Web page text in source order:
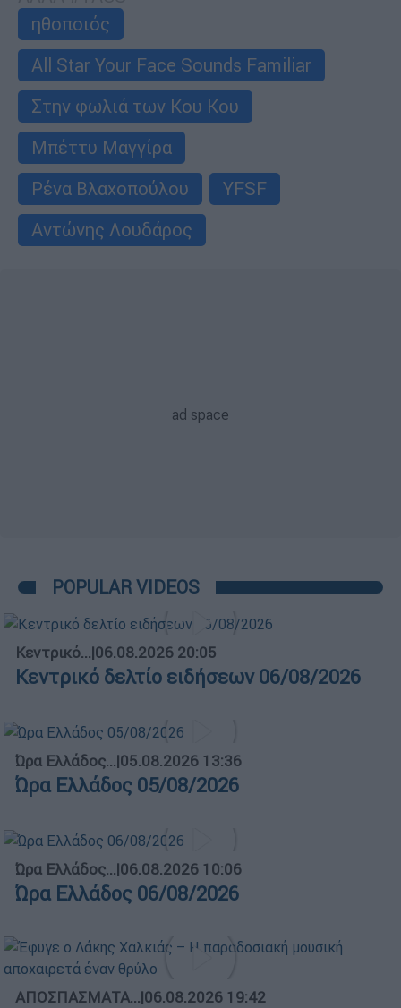
ηθοποιός
All Star Your Face Sounds Familiar
Στην φωλιά των Κου Κου
Μπέττυ Μαγγίρα
Ρένα Βλαχοπούλου
YFSF
Αντώνης Λουδάρος
POPULAR VIDEOS
Κεντρικό...|06.08.2026 20:05
Κεντρικό δελτίο ειδήσεων 06/08/2026
Ώρα Ελλάδος...|05.08.2026 13:36
Ώρα Ελλάδος 05/08/2026
Ώρα Ελλάδος...|06.08.2026 10:06
Ώρα Ελλάδος 06/08/2026
ΑΠΟΣΠΑΣΜΑΤΑ...|06.08.2026 19:42